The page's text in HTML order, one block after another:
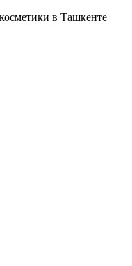
в Ташкенте